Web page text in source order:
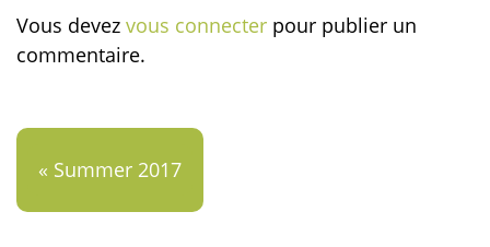
Vous devez vous connecter pour publier un
commentaire.
« Summer 2017